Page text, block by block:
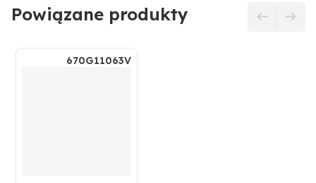
Powiązane produkty
670G11063V